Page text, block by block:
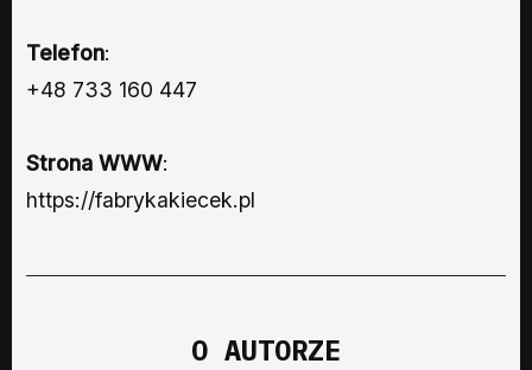
Telefon:
+48 733 160 447
Strona WWW:
https://fabrykakiecek.pl
O AUTORZE